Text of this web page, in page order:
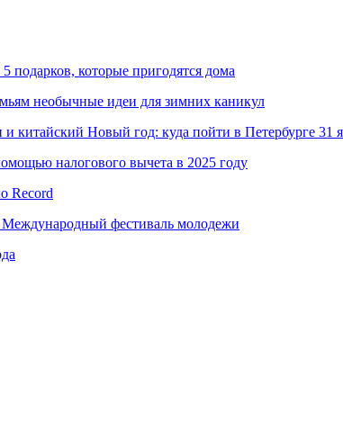
подарков, которые пригодятся дома
необычные идеи для зимних каникул
китайский Новый год: куда пойти в Петербурге 31
налогового вычета в 2025 году
Record
Международный фестиваль молодежи